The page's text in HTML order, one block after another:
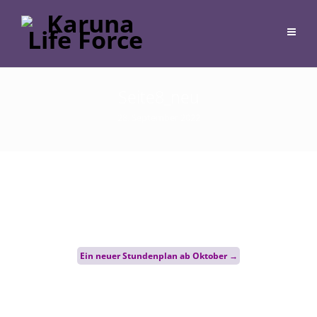
navigation
Ein neuer Stundenplan ab Oktober →